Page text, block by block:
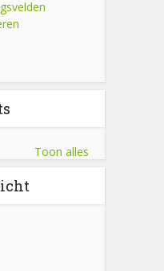
Toon alles